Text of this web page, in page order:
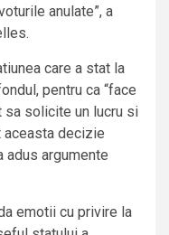
anulate”, a
care a stat la
pentru ca “face
sa solicite un lucru si
aceasta decizie
adus argumente
emotii cu privire la